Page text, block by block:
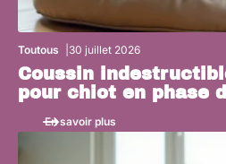
Toutous 30 juillet 2026
Coussin
pour chiot en phase
En savoir plus